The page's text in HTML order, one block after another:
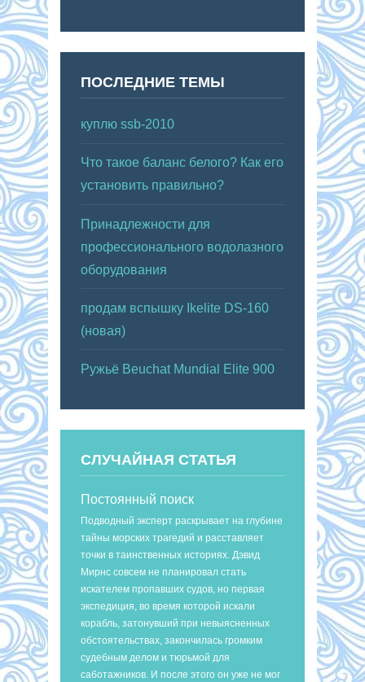
ПОСЛЕДНИЕ ТЕМЫ
куплю ssb-2010
Что такое баланс белого? Как его
установить правильно?
Принадлежности для
профессионального водолазного
оборудования
продам вспышку Ikelite DS-160
(новая)
Ружьё Beuchat Mundial Elite 900
СЛУЧАЙНАЯ СТАТЬЯ
Постоянный поиск
Подводный эксперт раскрывает на глубине
тайны морских трагедий и расставляет
точки в таинственных историях. Дэвид
Мирнс совсем не планировал стать
искателем пропавших судов, но первая
экспедиция, во время которой искали
корабль, затонувший при невыясненных
обстоятельствах, закончилась громким
судебным делом и тюрьмой для
саботажников. И после этого он уже не мог